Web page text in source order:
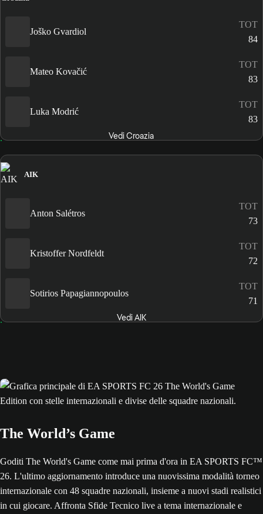
Joško Gvardiol
TOT
84
Mateo Kovačić
TOT
83
Luka Modrić
TOT
83
Vedi Croazia
AIK
Anton Salétros
TOT
73
Kristoffer Nordfeldt
TOT
72
Sotirios Papagiannopoulos
TOT
71
Vedi AIK
The World’s Game
Goditi The World's Game come mai prima d'ora in EA SPORTS FC™
26. L'ultimo aggiornamento introduce una nuovissima modalità torneo
internazionale con 48 squadre nazionali, insieme a nuovi stadi realistici
in cui giocare. Affronta Sfide Tecnico live a tema internazionale e